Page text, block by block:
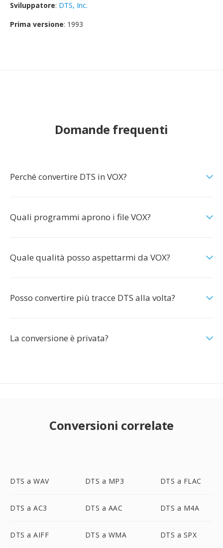
Sviluppatore: DTS, Inc.
Prima versione: 1993
Domande frequenti
Perché convertire DTS in VOX?
Quali programmi aprono i file VOX?
Quale qualità posso aspettarmi da VOX?
Posso convertire più tracce DTS alla volta?
La conversione è privata?
Conversioni correlate
DTS a WAV DTS a MP3 DTS a FLAC
DTS a AC3 DTS a AAC DTS a M4A
DTS a AIFF DTS a WMA DTS a SPX